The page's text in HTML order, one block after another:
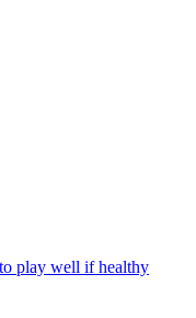
play well if healthy